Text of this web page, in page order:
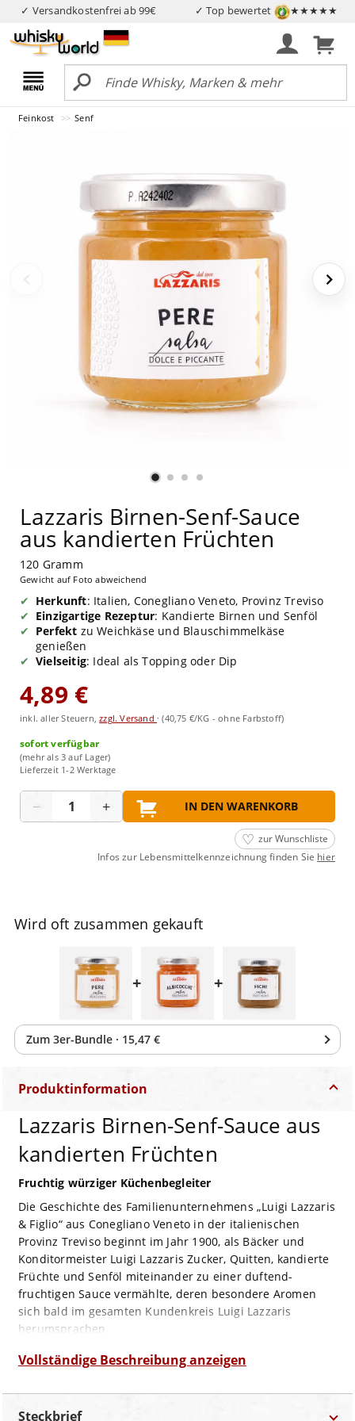
✓ Versandkostenfrei ab 99€ ✓ Top bewertet ★★★★★
Feinkost Senf
Lazzaris Birnen-Senf-Sauce
aus kandierten Früchten
120 Gramm
Gewicht auf Foto abweichend
Herkunft: Italien, Conegliano Veneto, Provinz Treviso
Einzigartige Rezeptur: Kandierte Birnen und Senföl
Perfekt zu Weichkäse und Blauschimmelkäse
genießen
Vielseitig: Ideal als Topping oder Dip
4,89 €
inkl. aller Steuern,zzgl. Versand ·(40,75 €/KG - ohne Farbstoff)
sofort verfügbar
(mehr als 3 auf Lager)
Lieferzeit 1-2 Werktage
− + IN DEN WARENKORB
zur Wunschliste
Infos zur Lebensmittelkennzeichnung finden Sie hier
Wird oft zusammen gekauft
+ +
Zum 3er-Bundle · 15,47 €
Produktinformation
Lazzaris Birnen-Senf-Sauce aus
kandierten Früchten
Fruchtig würziger Küchenbegleiter
Die Geschichte des Familienunternehmens „Luigi Lazzaris
& Figlio“ aus Conegliano Veneto in der italienischen
Provinz Treviso beginnt im Jahr 1900, als Bäcker und
Konditormeister Luigi Lazzaris Zucker, Quitten, kandierte
Früchte und Senföl miteinander zu einer duftend-
fruchtigen Sauce vermählte, deren besondere Aromen
sich bald im gesamten Kundenkreis Luigi Lazzaris
herumsprachen.
Die Basis für diese fruchtige und dabei wunderbar fein
Senf-würzige Sauce sind getrocknete und kandierte
Vollständige Beschreibung anzeigen
Steckbrief